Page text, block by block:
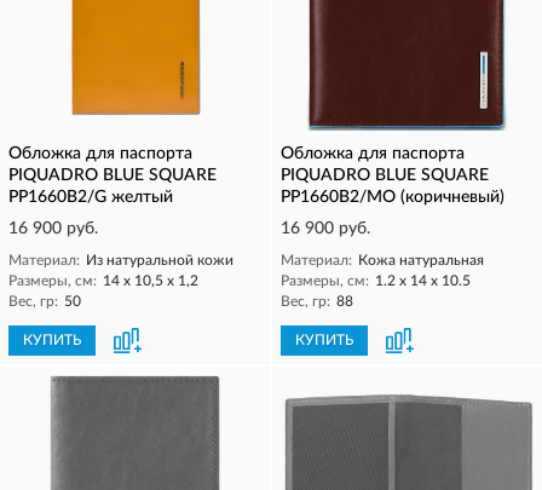
Обложка для паспорта
PIQUADRO BLUE SQUARE
PP1660B2/G желтый
16 900 руб.
Материал: Из натуральной кожи
Размеры, см: 14 x 10,5 x 1,2
Вес, гр: 50
КУПИТЬ
Обложка для паспорта
PIQUADRO BLUE SQUARE
PP1660B2/MO (коричневый)
16 900 руб.
Материал: Кожа натуральная
Размеры, см: 1.2 x 14 x 10.5
Вес, гр: 88
КУПИТЬ